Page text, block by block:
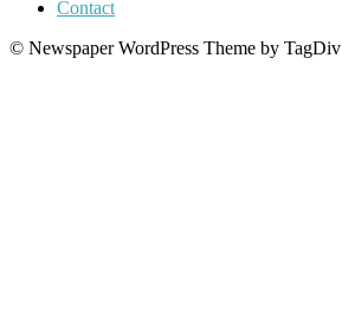
Contact
© Newspaper WordPress Theme by TagDiv